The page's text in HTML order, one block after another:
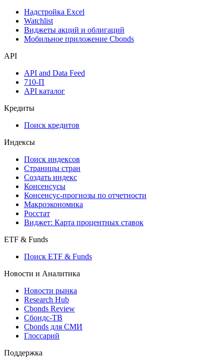
Надстройка Excel
Watchlist
Виджеты акций и облигаций
Мобильное приложение Cbonds
API
API and Data Feed
710-П
API каталог
Кредиты
Поиск кредитов
Индексы
Поиск индексов
Страницы стран
Создать индекс
Консенсусы
Консенсус-прогнозы по отчетности
Макроэкономика
Росстат
Виджет: Карта процентных ставок
ETF & Funds
Поиск ETF & Funds
Новости и Аналитика
Новости рынка
Research Hub
Cbonds Review
Сбондс-ТВ
Cbonds для СМИ
Глоссарий
Поддержка